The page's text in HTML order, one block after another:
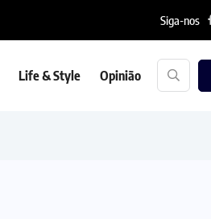
Siga-nos
Life & Style Opinião